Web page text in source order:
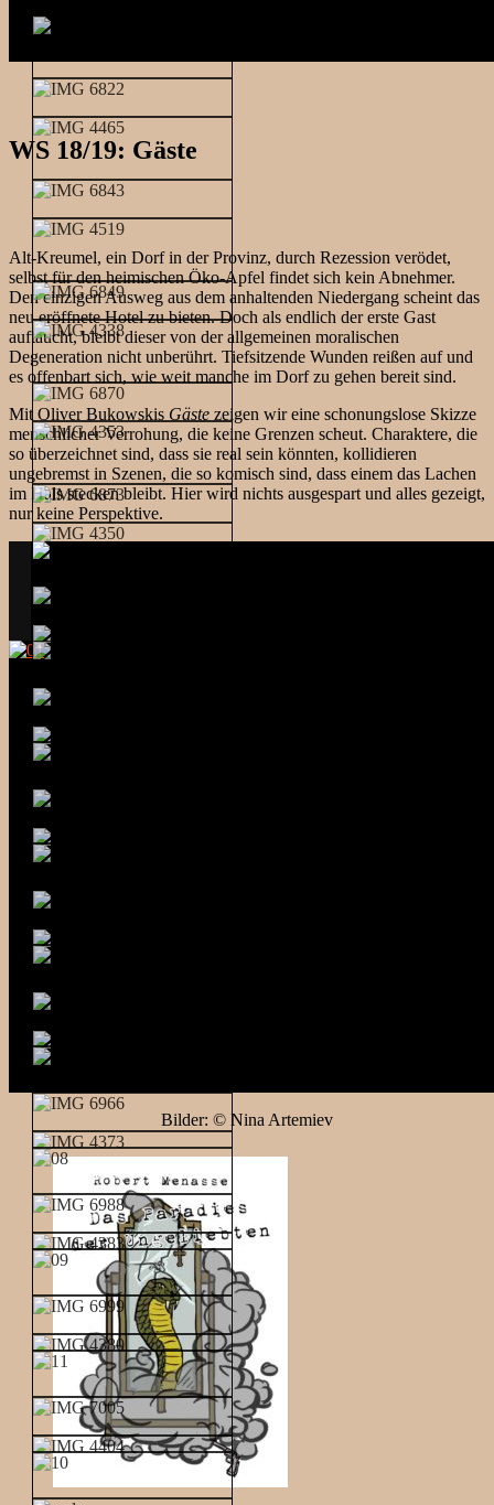
WS 18/19: Gäste
Alt-Kreumel, ein Dorf in der Provinz, durch Rezession verödet,
selbst für den heimischen Öko-Apfel findet sich kein Abnehmer.
Den einzigen Ausweg aus dem anhaltenden Niedergang scheint das
neu eröffnete Hotel zu bieten. Doch als endlich der erste Gast
auftaucht, bleibt dieser von der allgemeinen moralischen
Degeneration nicht unberührt. Tiefsitzende Wunden reißen auf und
es offenbart sich, wie weit manche im Dorf zu gehen bereit sind.
Mit Oliver Bukowskis Gäste zeigen wir eine schonungslose Skizze
menschlicher Verrohung, die keine Grenzen scheut. Charaktere, die
so überzeichnet sind, dass sie real sein könnten, kollidieren
ungebremst in Szenen, die so komisch sind, dass einem das Lachen
im Hals stecken bleibt. Hier wird nichts ausgespart und alles gezeigt,
nur keine Perspektive.
Bilder: © Nina Artemiev